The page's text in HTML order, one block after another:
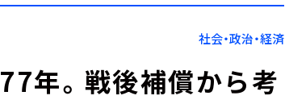
YouTube
会社情報社会・政治・経済
77年。戦後補償から考